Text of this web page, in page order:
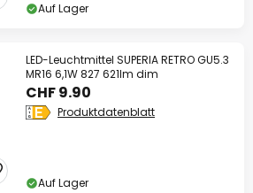
Auf Lager
LED-Leuchtmittel SUPERIA RETRO GU5.3
MR16 6,1W 827 621lm dim
CHF 9.90
Produktdatenblatt
Auf Lager